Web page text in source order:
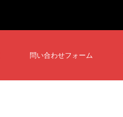
問い合わせフォーム